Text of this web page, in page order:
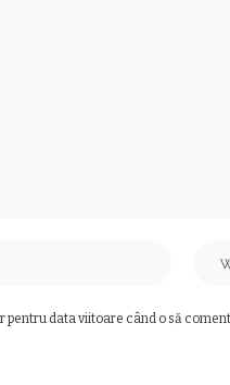
data viitoare când o să